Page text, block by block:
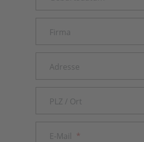
Firma
Adresse
PLZ / Ort
E-Mail *